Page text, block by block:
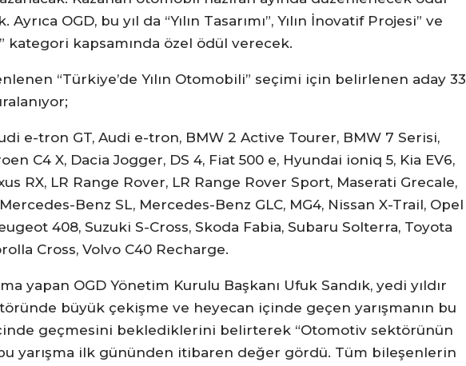
OGD, bu yıl da “Yılın Tasarımı”, Yılın İnovatif Projesi” ve
kategori kapsamında özel ödül verecek.
“Türkiye’de Yılın Otomobili” seçimi için belirlenen aday 33
e-tron GT, Audi e-tron, BMW 2 Active Tourer, BMW 7 Serisi,
C4 X, Dacia Jogger, DS 4, Fiat 500 e, Hyundai ioniq 5, Kia EV6,
RX, LR Range Rover, LR Range Rover Sport, Maserati Grecale,
Benz SL, Mercedes-Benz GLC, MG4, Nissan X-Trail, Opel
408, Suzuki S-Cross, Skoda Fabia, Subaru Solterra, Toyota
Cross, Volvo C40 Recharge.
yapan OGD Yönetim Kurulu Başkanı Ufuk Sandık, yedi yıldır
büyük çekişme ve heyecan içinde geçen yarışmanın bu
geçmesini beklediklerini belirterek “Otomotiv sektörünün
yarışma ilk gününden itibaren değer gördü. Tüm bileşenlerin